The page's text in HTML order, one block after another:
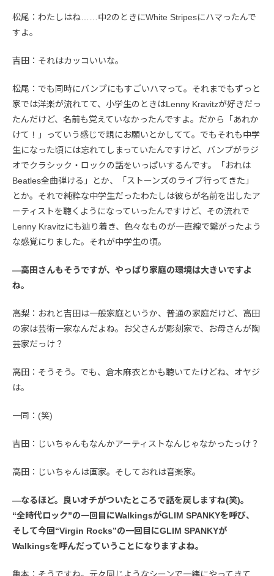
松尾：わたしはね……中2のときにWhite Stripesにハマったんで
すよ。
吉田：それはカッコいいな。
松尾：でも同時にバンプにもすごいハマって。それまでもずっと
家では洋楽が流れてて、小学生のときはLenny Kravitzが好きだっ
たんだけど、名前も覚えていなかったんですよ。だから「あれか
けて！」っていう感じで親にお願いとかしてて。でもそれも中学
生になった頃には忘れてしまっていたんですけど、バンプがラジ
オでクラシック・ロックの話をいっぱいするんです。「おれは
Beatles全曲弾ける」とか、「ストーンズのライブ行ってきた」
とか。それで純粋な中学生だったわたしは彼らが名前を出したア
ーティストを聴くようになっていったんですけど、その流れで
Lenny Kravitzにも辿り着き、色々なものが一直線で繋がったよう
な感覚にりました。それが中学生の頃。
—高田さんもそうですが、やっぱり家庭の環境は大きいですよ
ね。
高梨：おれと吉田は一般家庭というか、普通の家庭だけど、高田
の家は芸術一家なんだよね。お父さんが彫刻家で、お母さんが陶
芸家だっけ？
高田：そうそう。でも、倉木麻衣とかも聴いてたけどね、オヤジ
は。
一同：(笑)
吉田：じいちゃんもなんかアーティストなんじゃなかったっけ？
高田：じいちゃんは画家。そしておれは音楽家。
—なるほど。良いオチがついたところで話を戻しますね(笑)。
“全時代ロック”の一回目にWalkingsがGLIM SPANKYを呼び、
そして今回“Virgin Rocks”の一回目にGLIM SPANKYが
Walkingsを呼んだっていうことになりますよね。